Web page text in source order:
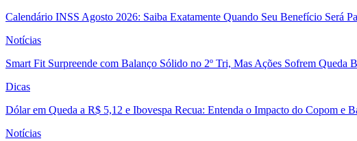
Calendário INSS Agosto 2026: Saiba Exatamente Quando Seu Benefício Será
Notícias
Smart Fit Surpreende com Balanço Sólido no 2º Tri, Mas Ações Sofrem Queda
Dicas
Dólar em Queda a R$ 5,12 e Ibovespa Recua: Entenda o Impacto do Copom e
Notícias